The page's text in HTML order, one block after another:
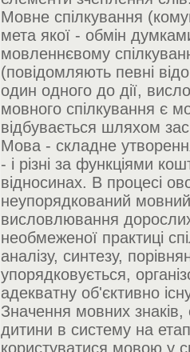
Мовне спілкування
мета якої - обмін
мовленнєвому
(повідомляють певні
один одного до дії,
мовного спілкування є
відбувається шляхом
Мова - складне
- і різні за функціями
відносинах. В процесі
неупорядкований
висловлювання
необмеженої практиці
аналізу, синтезу,
упорядковується,
адекватну об'єктивно
Значення мовних
дитини в систему на
користуватися мовою у